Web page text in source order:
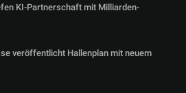
KI-Partnerschaft mit Milliarden-
veröffentlicht Hallenplan mit neuem